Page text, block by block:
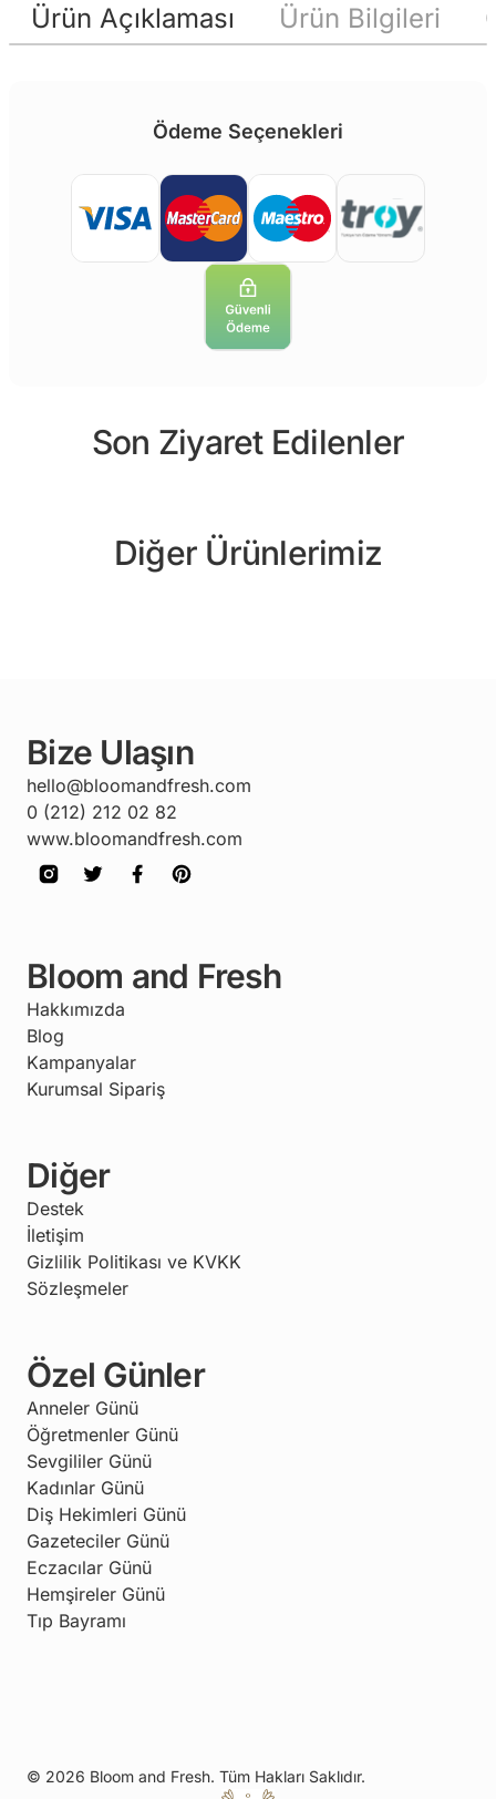
Ürün Açıklaması Ürün Bilgileri
Ödeme Seçenekleri
Son Ziyaret Edilenler
Diğer Ürünlerimiz
Bize Ulaşın
hello@bloomandfresh.com
0 (212) 212 02 82
www.bloomandfresh.com
Bloom and Fresh
Hakkımızda
Blog
Kampanyalar
Kurumsal Sipariş
Diğer
Destek
İletişim
Gizlilik Politikası ve KVKK
Sözleşmeler
Özel Günler
Anneler Günü
Öğretmenler Günü
Sevgililer Günü
Kadınlar Günü
Diş Hekimleri Günü
Gazeteciler Günü
Eczacılar Günü
Hemşireler Günü
Tıp Bayramı
© 2026 Bloom and Fresh. Tüm Hakları Saklıdır.